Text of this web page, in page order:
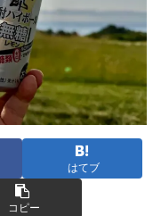
はてブ
コピー